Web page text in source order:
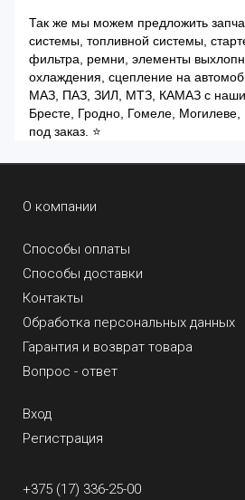
Так же мы можем предложить
системы, топливной системы,
фильтра, ремни, элементы
охлаждения, сцепление на
МАЗ, ПАЗ, ЗИЛ, МТЗ, КАМАЗ с
Бресте, Гродно, Гомеле, Могилеве,
под заказ. ⭐
О компании
Способы оплаты
Способы доставки
Контакты
Обработка персональных данных
Гарантия и возврат товара
Вопрос - ответ
Вход
Регистрация
+375 (17) 336-25-00